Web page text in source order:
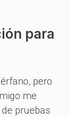
para
pero
me
pruebas